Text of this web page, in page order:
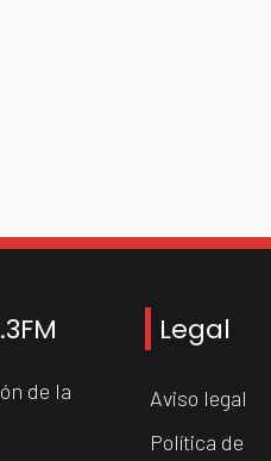
de la
Legal
Aviso legal
Política de